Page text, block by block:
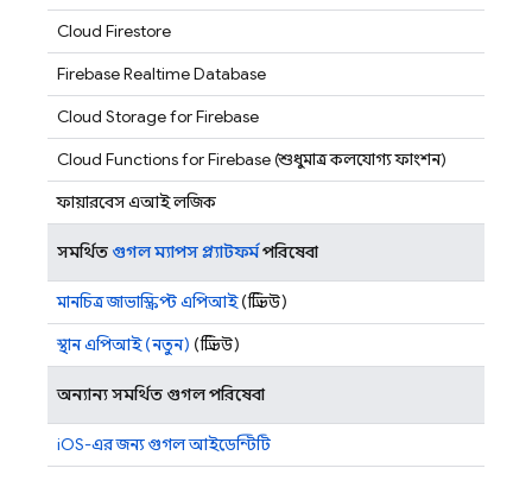
Cloud Firestore
Firebase Realtime Database
Cloud Storage for Firebase
Cloud Functions for Firebase(শুধুমাত্র কলযোগ্য ফাংশন)
ফায়ারবেস এআই লজিক
সমর্থিত গুগল ম্যাপস প্ল্যাটফর্মপরিষেবা
মানচিত্র জাভাস্ক্রিপ্ট এপিআই(প্রিভিউ)
স্থান এপিআই (নতুন) (প্রিভিউ)
অন্যান্য সমর্থিত গুগল পরিষেবা
iOS-এর জন্য গুগল আইডেন্টিটি